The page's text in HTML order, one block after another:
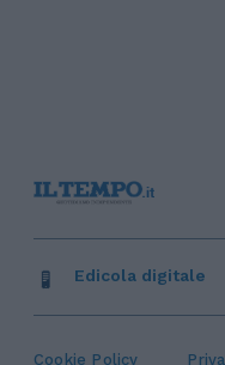
Cookie Policy
Edicola digitale